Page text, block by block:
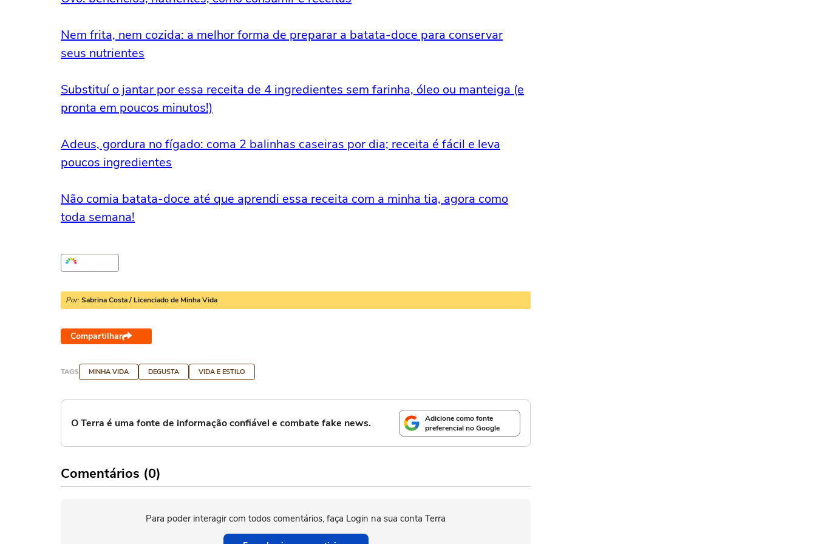
Nem frita, nem cozida: a melhor forma de preparar a batata-doce para conservar
seus nutrientes
Substituí o jantar por essa receita de 4 ingredientes sem farinha, óleo ou manteiga (e
pronta em poucos minutos!)
Adeus, gordura no fígado: coma 2 balinhas caseiras por dia; receita é fácil e leva
poucos ingredientes
Não comia batata-doce até que aprendi essa receita com a minha tia, agora como
toda semana!
Por: Sabrina Costa / Licenciado de Minha Vida
Compartilhar
TAGS MINHA VIDA DEGUSTA VIDA E ESTILO
O Terra é uma fonte de informação confiável e combate fake news.
Adicione como fonte
preferencial no Google
Comentários (0)
Para poder interagir com todos comentários, faça Login na sua conta Terra